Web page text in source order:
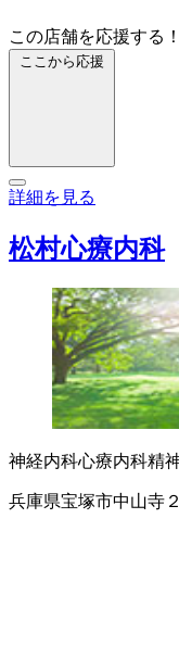
この店舗を応援する！
ここから応援
詳細を見る
松村心療内科
神経内科心療内科精
兵庫県宝塚市中山寺